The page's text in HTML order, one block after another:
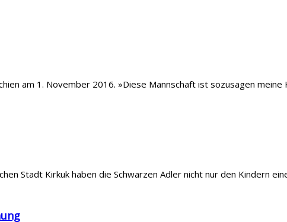
am 1. November 2016. »Diese Mannschaft ist sozusagen
Stadt Kirkuk haben die Schwarzen Adler nicht nur den Kindern